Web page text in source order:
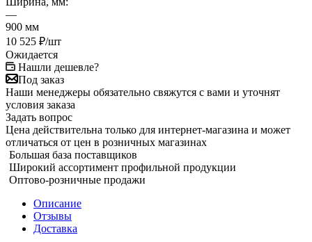
—
900 мм
10 525 ₽/шт
Ожидается
Нашли дешевле?
Под заказ
Наши менеджеры обязательно свяжутся с вами и уточнят
условия заказа
Задать вопрос
Цена действительна только для интернет-магазина и может
отличаться от цен в розничных магазинах
Большая база поставщиков
Широкий ассортимент профильной продукции
Оптово-розничные продажи
Описание
Отзывы
Доставка